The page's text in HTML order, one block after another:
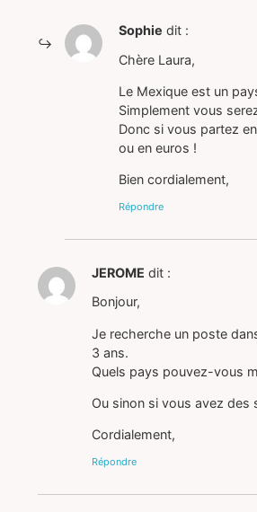
Sophie dit :
Chère Laura,
Le Mexique est un
Simplement vous
Donc si vous partez
ou en euros !
Bien cordialement,
Répondre
JEROME dit :
Bonjour,
Je recherche un poste
3 ans.
Quels pays pouvez-vous
Ou sinon si vous avez des
Cordialement,
Répondre